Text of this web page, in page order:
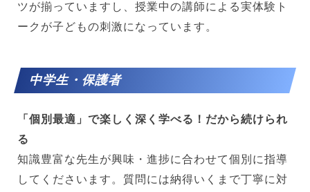
ツが揃っていますし、授業中の講師による実体験ト
ークが子どもの刺激になっています。
中学生・保護者
「個別最適」で楽しく深く学べる！だから続けられ
る
知識豊富な先生が興味・進捗に合わせて個別に指導
してくださいます。質問には納得いくまで丁寧に対